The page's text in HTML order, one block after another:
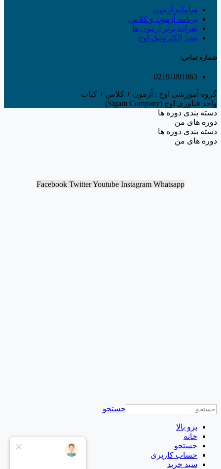
سامانه آزمون
برنامه آزمون و کلاس
نفرات برتر آزمون ها
نشر الکترونیک اوج
شماره تماس:
02191091863
گروه آموزشی اوج : آزمون + کلاس + کتاب
واحد فناوری اوج (Sigam Company)
دسته بندی دوره ها
دوره های من
دسته بندی دوره ها
دوره های من
Facebook TwitterYoutube Instagram Whatsapp
جستجو
برو بالا
خانه
جستجو
حساب کاربری
سبد خرید